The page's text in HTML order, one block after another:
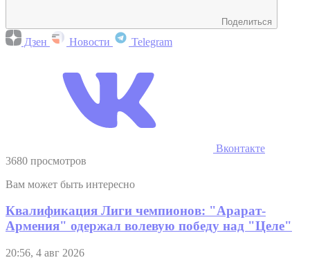
Поделиться
Дзен Новости Telegram
Вконтакте
3680 просмотров
Вам может быть интересно
Квалификация Лиги чемпионов: "Арарат-
Армения" одержал волевую победу над "Целе"
20:56, 4 авг 2026